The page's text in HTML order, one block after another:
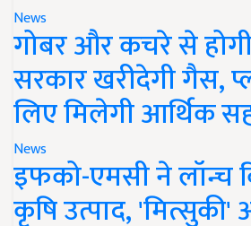
News
गोबर और कचरे से
सरकार खरीदेगी गैस,
लिए मिलेगी आर्थिक
News
इफको-एमसी ने लॉन्च
कृषि उत्पाद,